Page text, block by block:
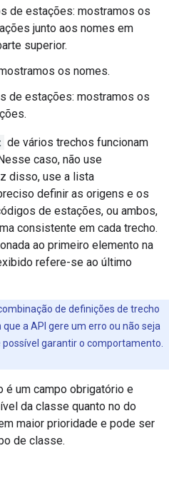
de estações: mostramos os
junto aos nomes em
superior.
os nomes.
de estações: mostramos os
de vários trechos funcionam
caso, não use
disso, use a lista
definir as origens e os
de estações, ou ambos,
consistente em cada trecho.
ao primeiro elemento na
refere-se ao último
de definições de trecho
a API gere um erro ou não seja
garantir o comportamento.
é um campo obrigatório e
da classe quanto no do
maior prioridade e pode ser
de classe.